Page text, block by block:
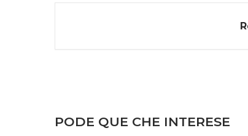
PODE QUE CHE INTERESE